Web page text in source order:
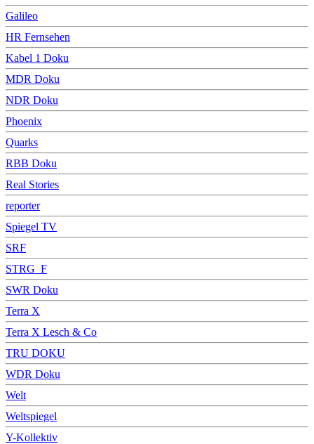
Galileo
HR Fernsehen
Kabel 1 Doku
MDR Doku
NDR Doku
Phoenix
Quarks
RBB Doku
Real Stories
reporter
Spiegel TV
SRF
STRG_F
SWR Doku
Terra X
Terra X Lesch & Co
TRU DOKU
WDR Doku
Welt
Weltspiegel
Y-Kollektiv